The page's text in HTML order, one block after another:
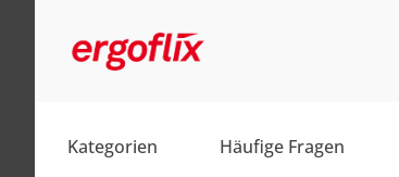
Kategorien Häufige Fragen